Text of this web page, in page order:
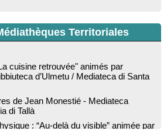
Territoriales
d’Ulmetu / Mediateca di Santa
de Jean Monestié - Mediateca
di Tallà
: “Au-delà du visible” animée par
- Médiathèque - Pitretu è